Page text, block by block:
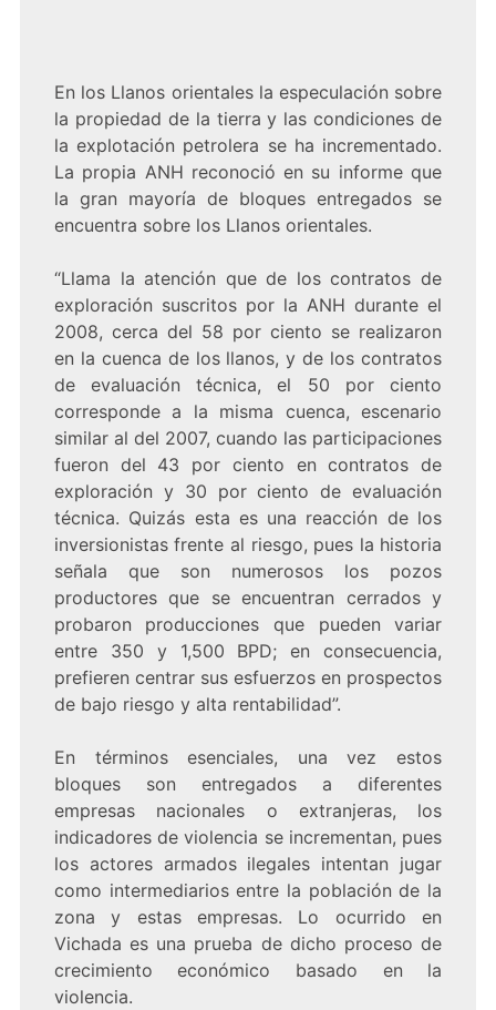
En los Llanos orientales la especulación sobre
la propiedad de la tierra y las condiciones de
la explotación petrolera se ha incrementado.
La propia ANH reconoció en su informe que
la gran mayoría de bloques entregados se
encuentra sobre los Llanos orientales.
“Llama la atención que de los contratos de
exploración suscritos por la ANH durante el
2008, cerca del 58 por ciento se realizaron
en la cuenca de los llanos, y de los contratos
de evaluación técnica, el 50 por ciento
corresponde a la misma cuenca, escenario
similar al del 2007, cuando las participaciones
fueron del 43 por ciento en contratos de
exploración y 30 por ciento de evaluación
técnica. Quizás esta es una reacción de los
inversionistas frente al riesgo, pues la historia
señala que son numerosos los pozos
productores que se encuentran cerrados y
probaron producciones que pueden variar
entre 350 y 1,500 BPD; en consecuencia,
prefieren centrar sus esfuerzos en prospectos
de bajo riesgo y alta rentabilidad”.
En términos esenciales, una vez estos
bloques son entregados a diferentes
empresas nacionales o extranjeras, los
indicadores de violencia se incrementan, pues
los actores armados ilegales intentan jugar
como intermediarios entre la población de la
zona y estas empresas. Lo ocurrido en
Vichada es una prueba de dicho proceso de
crecimiento económico basado en la
violencia.